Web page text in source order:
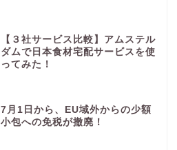
【３社サービス比較】アムステル
ダムで日本食材宅配サービスを使
ってみた！
7月1日から、EU域外からの少額
小包への免税が撤廃！